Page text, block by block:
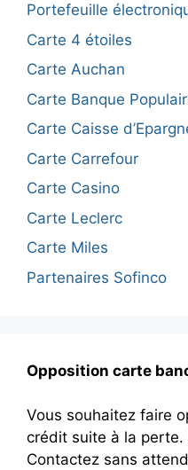
Portefeuille
Carte 4 étoiles
Carte Auchan
Carte Banque
Carte Caisse
Carte Carrefour
Carte Casino
Carte Leclerc
Carte Miles
Partenaires Sofinco
Opposition carte
Vous souhaitez faire
crédit suite à la
Contactez sans